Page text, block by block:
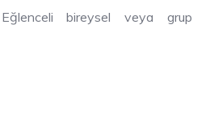
bireysel veya grup